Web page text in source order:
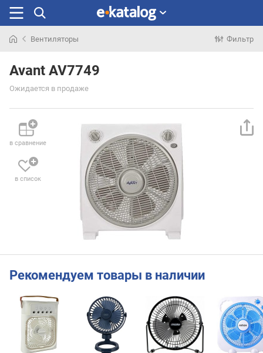
раньше
Вентиляторы Фильтр
Avant AV7749
Ожидается в продаже
в сравнение
в список
Рекомендуем товары в наличии